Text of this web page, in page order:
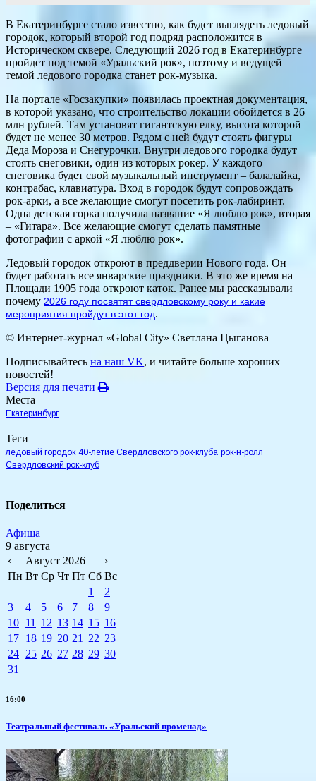
В Екатеринбурге стало известно, как будет выглядеть ледовый
городок, который второй год подряд расположится в
Историческом сквере. Следующий 2026 год в Екатеринбурге
пройдет под темой «Уральский рок», поэтому и ведущей
темой ледового городка станет рок-музыка.
На портале «Госзакупки» появилась проектная документация,
в которой указано, что строительство локации обойдется в 26
млн рублей. Там установят гигантскую елку, высота которой
будет не менее 30 метров. Рядом с ней будут стоять фигуры
Деда Мороза и Снегурочки. Внутри ледового городка будут
стоять снеговики, один из которых рокер. У каждого
снеговика будет свой музыкальный инструмент – балалайка,
контрабас, клавиатура. Вход в городок будут сопровождать
рок-арки, а все желающие смогут посетить рок-лабиринт.
Одна детская горка получила название «Я люблю рок», вторая
– «Гитара». Все желающие смогут сделать памятные
фотографии с аркой «Я люблю рок».
Ледовый городок откроют в преддверии Нового года. Он
будет работать все январские праздники. В это же время на
Площади 1905 года откроют каток. Ранее мы рассказывали
почему 2026 году посвятят свердловскому року и какие
мероприятия пройдут в этот год.
© Интернет-журнал «Global City» Светлана Цыганова
Подписывайтесь на наш VK, и читайте больше хороших
новостей!
Версия для печати
Места
Екатеринбург
Теги
ледовый городок 40-летие Свердловского рок-клуба рок-н-ролл
Свердловский рок-клуб
Поделиться
Афиша
9 августа
‹
Август 2026
›
Пн Вт Ср Чт Пт Сб Вс
1
2
3
4 5 6 7 8
9
10 11 12 13 14 15 16
17 18 19 20 21 22 23
24 25 26 27 28 29 30
31
16:00
Театральный фестиваль «Уральский променад»